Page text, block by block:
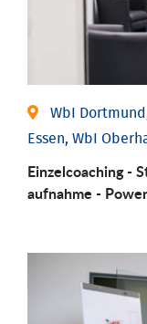
WbI
Essen, WbI
Einzel­coaching -
aufnahme -